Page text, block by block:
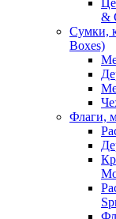
&
Сумки,
Boxes)
Флаги,